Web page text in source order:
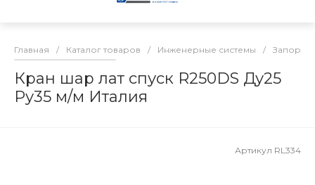
Главная / Каталог товаров / Инженерные системы /
Кран шар лат спуск R250DS Ду25
Ру35 м/м Италия
Артикул RL334